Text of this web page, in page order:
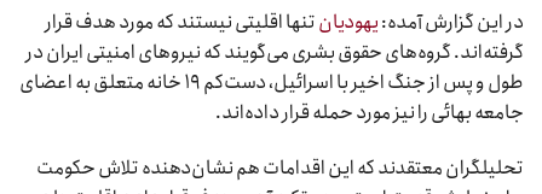
در این گزارش آمده:یهودیانتنها اقلیتی نیستند که مورد هدف قرار
گرفته‌اند. گروه‌های حقوق بشری می‌گویند که نیروهای امنیتی ایران در
طول و پس از جنگ اخیر با اسرائیل، دست‌کم ۱۹ خانه متعلق به اعضای
جامعه بهائی را نیز مورد حمله قرار داده‌اند.
تحلیلگران معتقدند که این اقدامات هم نشان‌دهنده تلاش حکومت